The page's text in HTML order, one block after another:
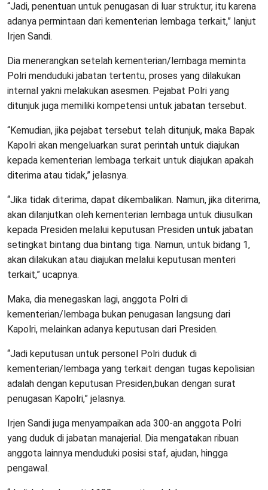
“Jadi, penentuan untuk penugasan di luar struktur, itu karena
adanya permintaan dari kementerian lembaga terkait,” lanjut
Irjen Sandi.
Dia menerangkan setelah kementerian/lembaga meminta
Polri menduduki jabatan tertentu, proses yang dilakukan
internal yakni melakukan asesmen. Pejabat Polri yang
ditunjuk juga memiliki kompetensi untuk jabatan tersebut.
“Kemudian, jika pejabat tersebut telah ditunjuk, maka Bapak
Kapolri akan mengeluarkan surat perintah untuk diajukan
kepada kementerian lembaga terkait untuk diajukan apakah
diterima atau tidak,” jelasnya.
“Jika tidak diterima, dapat dikembalikan. Namun, jika diterima,
akan dilanjutkan oleh kementerian lembaga untuk diusulkan
kepada Presiden melalui keputusan Presiden untuk jabatan
setingkat bintang dua bintang tiga. Namun, untuk bidang 1,
akan dilakukan atau diajukan melalui keputusan menteri
terkait,” ucapnya.
Maka, dia menegaskan lagi, anggota Polri di
kementerian/lembaga bukan penugasan langsung dari
Kapolri, melainkan adanya keputusan dari Presiden.
“Jadi keputusan untuk personel Polri duduk di
kementerian/lembaga yang terkait dengan tugas kepolisian
adalah dengan keputusan Presiden,bukan dengan surat
penugasan Kapolri,” jelasnya.
Irjen Sandi juga menyampaikan ada 300-an anggota Polri
yang duduk di jabatan manajerial. Dia mengatakan ribuan
anggota lainnya menduduki posisi staf, ajudan, hingga
pengawal.